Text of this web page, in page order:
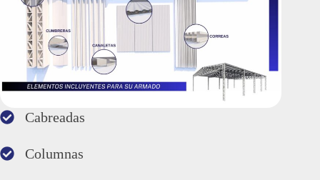
Cabreadas
Columnas